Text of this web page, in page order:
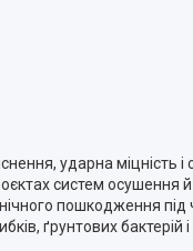
ударна міцність
систем осушення
пошкодження
ґрунтових бактерій і